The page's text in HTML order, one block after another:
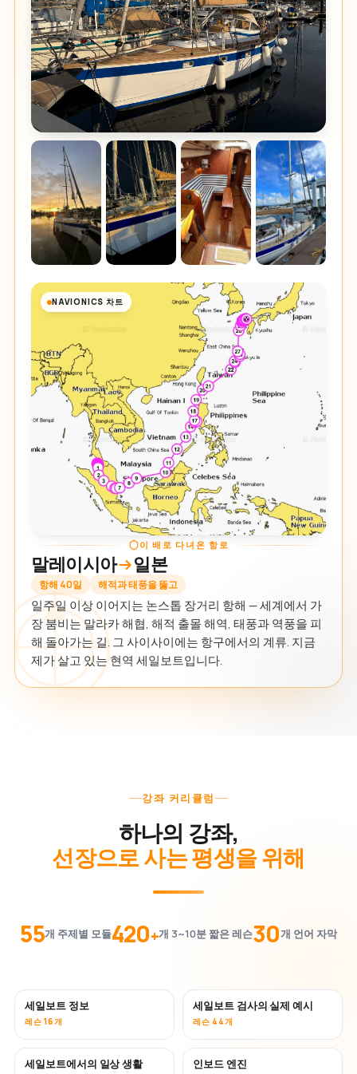
NAVIONICS 차트
이 배로 다녀온 항로
말레이시아 일본
항해 40일 해적과 태풍을 뚫고
일주일 이상 이어지는 논스톱 장거리 항해 — 세계에서 가
장 붐비는 말라카 해협, 해적 출몰 해역, 태풍과 역풍을 피
해 돌아가는 길. 그 사이사이에는 항구에서의 계류. 지금
제가 살고 있는 현역 세일보트입니다.
강좌 커리큘럼
하나의 강좌,
선장으로 사는 평생을 위해
55개 주제별 모듈420+개 3~10분 짧은 레슨30개 언어 자막
세일보트 정보
레슨 16개
세일보트 검사의 실제 예시
레슨 44개
세일보트에서의 일상 생활 인보드 엔진